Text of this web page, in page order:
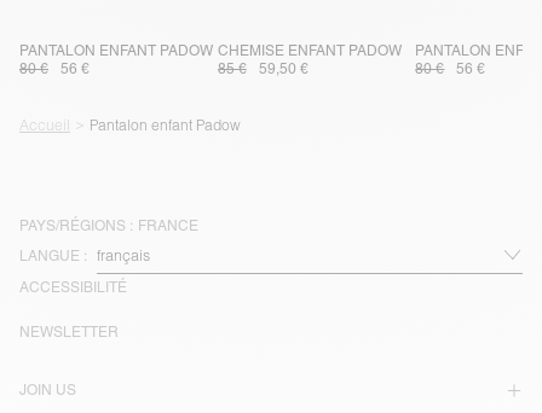
PANTALON ENFANT PADOW
80 €
56 €
CHEMISE ENFANT PADOW
85 €
59,50 €
PANTALON
80 €
56 €
Accueil Pantalon enfant Padow
PAYS/RÉGIONS : FRANCE
LANGUE :
ACCESSIBILITÉ
JOIN US
NEWSLETTER